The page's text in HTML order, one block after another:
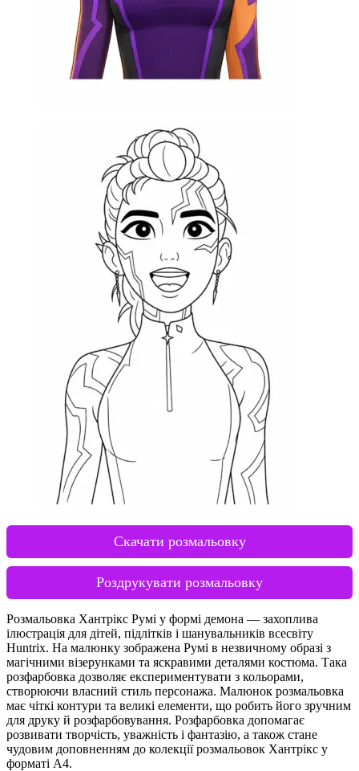
Скачати розмальовку
Роздрукувати розмальовку
Розмальовка Хантрікс Румі у формі демона — захоплива
ілюстрація для дітей, підлітків і шанувальників всесвіту
Huntrix. На малюнку зображена Румі в незвичному образі з
магічними візерунками та яскравими деталями костюма. Така
розфарбовка дозволяє експериментувати з кольорами,
створюючи власний стиль персонажа. Малюнок розмальовка
має чіткі контури та великі елементи, що робить його зручним
для друку й розфарбовування. Розфарбовка допомагає
розвивати творчість, уважність і фантазію, а також стане
чудовим доповненням до колекції розмальовок Хантрікс у
форматі А4.